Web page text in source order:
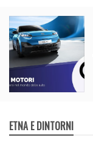
ETNA E DINTORNI